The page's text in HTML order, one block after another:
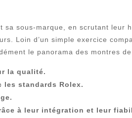
sa sous-marque, en scrutant leur
Loin d’un simple exercice
le panorama des montres de
la qualité.
les standards Rolex.
à leur intégration et leur